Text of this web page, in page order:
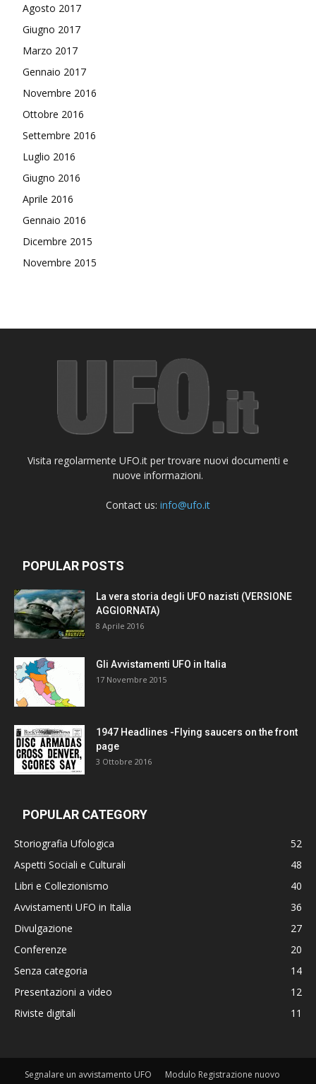
Agosto 2017
Giugno 2017
Marzo 2017
Gennaio 2017
Novembre 2016
Ottobre 2016
Settembre 2016
Luglio 2016
Giugno 2016
Aprile 2016
Gennaio 2016
Dicembre 2015
Novembre 2015
Visita regolarmente UFO.it per trovare nuovi documenti e
nuove informazioni.
Contact us: info@ufo.it
POPULAR POSTS
La vera storia degli UFO nazisti (VERSIONE
AGGIORNATA)
8 Aprile 2016
Gli Avvistamenti UFO in Italia
17 Novembre 2015
1947 Headlines -Flying saucers on the front
page
3 Ottobre 2016
POPULAR CATEGORY
Storiografia Ufologica
52
Aspetti Sociali e Culturali
48
Libri e Collezionismo
40
Avvistamenti UFO in Italia
36
Divulgazione
27
Conferenze
20
Senza categoria
14
Presentazioni a video
12
Riviste digitali
11
Segnalare un avvistamento UFO
Modulo Registrazione nuovo